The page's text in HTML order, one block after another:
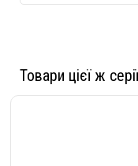
Товари цієї ж серії